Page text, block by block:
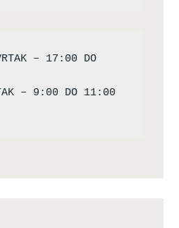
– 17:00 DO
– 9:00 DO 11:00